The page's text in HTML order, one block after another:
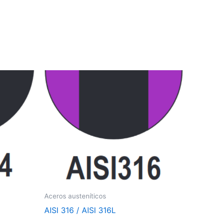
Aceros austeníticos
AISI 316 / AISI 316L